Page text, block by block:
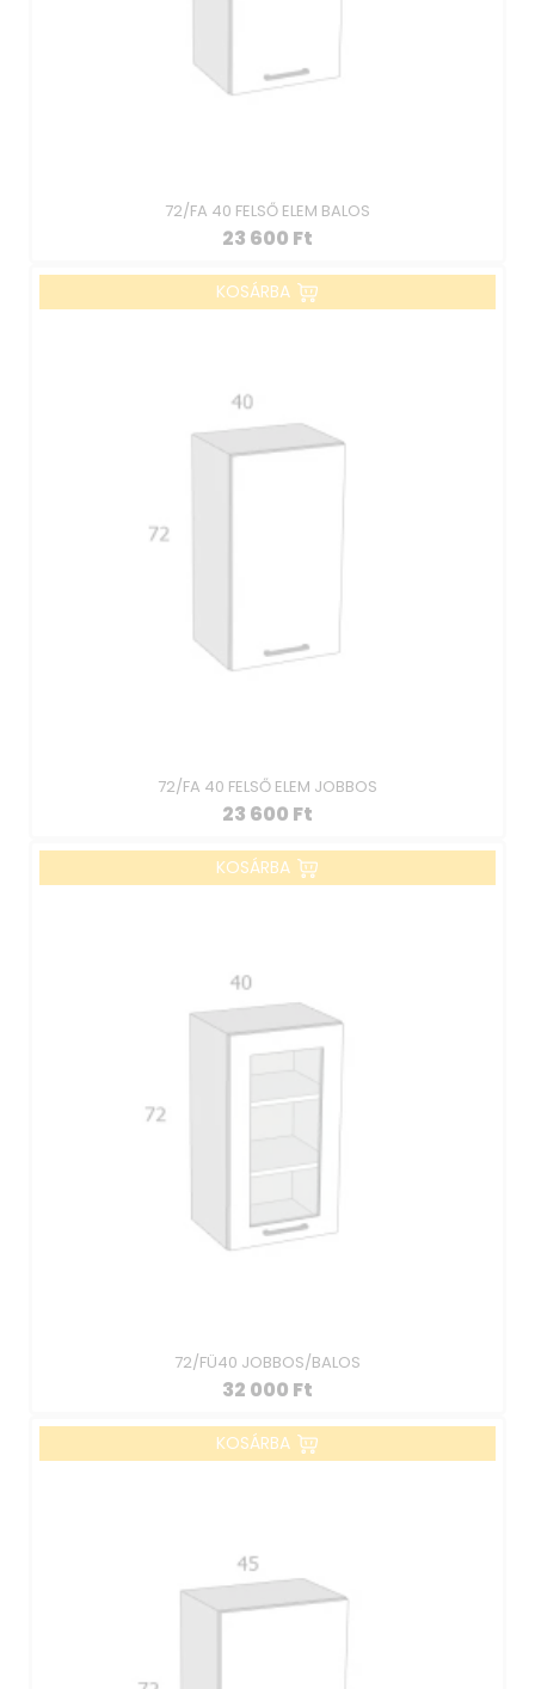
72/FA 40 FELSŐ ELEM BALOS
23 600 Ft
KOSÁRBA
72/FA 40 FELSŐ ELEM JOBBOS
23 600 Ft
KOSÁRBA
72/FÜ40 JOBBOS/BALOS
32 000 Ft
KOSÁRBA